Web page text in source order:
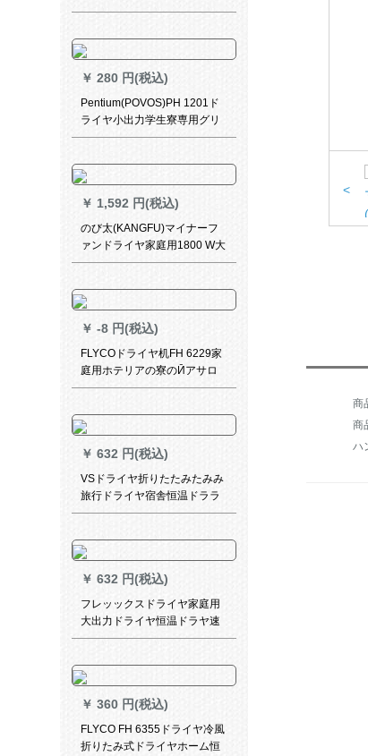
用800 wワルト以下A 8寮の専
プロシュートします。
￥ 280 円(税込)
Pentium(POVOS)PH 1201ド
ライヤ小出力学生寮専用グリ
ン500 Wピン850 Wグリル500
￥ 1,592 円(税込)
のび太(KANGFU)マイナーフ
ァンドライヤ家庭用1800 W大
出力速乾温風恒温
￥ -8 円(税込)
FLYCOドライヤ机FH 6229家
庭用ホテリアの寮のӢアサロ
ンは、マイナスオーの大パオ
式ドレヤ2000 Wラベル配送爪
7点セトです。
￥ 632 円(税込)
VSドライヤ折りたたみたみみ
旅行ドライヤ宿舎恒温ドララ
ヤー（1200 W）VS 906 RCN
￥ 632 円(税込)
フレッックスドライヤ家庭用
大出力ドライヤ恒温ドラヤ速
乾斯pa ron理髪店冷热风ドラ
￥ 360 円(税込)
FLYCO FH 6355ドライヤ冷風
折りたみ式ドライヤホーム恒
<
商